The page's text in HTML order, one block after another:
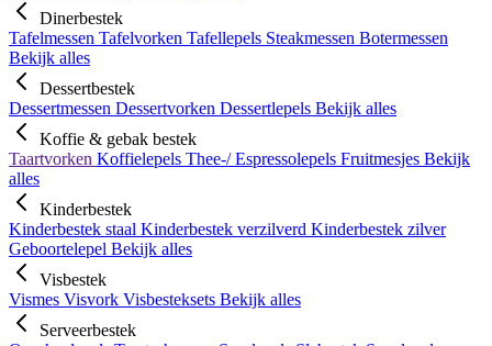
Dinerbestek
Tafelmessen Tafelvorken Tafellepels Steakmessen Botermessen
Bekijk alles
Dessertbestek
Dessertmessen Dessertvorken Dessertlepels Bekijk alles
Koffie & gebak bestek
Taartvorken Koffielepels Thee-/ Espressolepels Fruitmesjes Bekijk
alles
Kinderbestek
Kinderbestek staal Kinderbestek verzilverd Kinderbestek zilver
Geboortelepel Bekijk alles
Visbestek
Vismes Visvork Visbesteksets Bekijk alles
Serveerbestek